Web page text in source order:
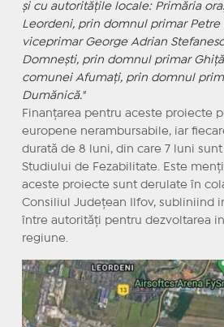
și cu autoritățile locale: Primăria
Leordeni, prin domnul primar Petre
viceprimar George Adrian
Domnești, prin domnul primar
comunei Afumați, prin domnul
Dumănică."
Finanțarea pentru aceste proiecte
europene nerambursabile, iar
durată de 8 luni, din care 7 luni
Studiului de Fezabilitate. Este
aceste proiecte sunt derulate în
Consiliul Județean Ilfov, subliniind
între autorități pentru dezvoltarea
regiune.